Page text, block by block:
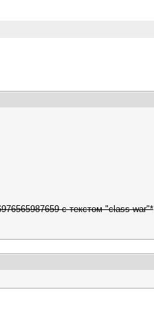
с текстом "class war"*